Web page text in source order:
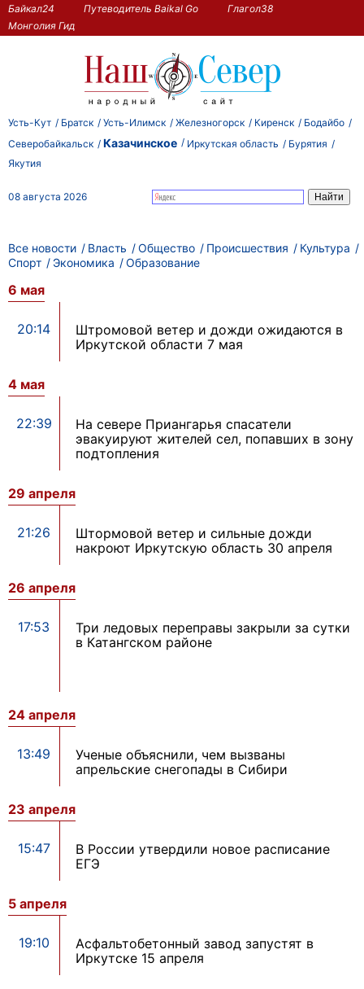
Байкал24 Путеводитель Baikal Go
Глагол38
Монголия Гид
Усть-Кут Братск Усть-Илимск Железногорск Киренск
Бодайбо
Северобайкальск
Казачинское Иркутская область
Бурятия
Якутия
08 августа 2026
Все новости Власть Общество Происшествия
Культура
Спорт
Экономика Образование
6 мая
20:14
Штромовой ветер и дожди ожидаются в
Иркутской области 7 мая
4 мая
22:39
На севере Приангарья спасатели
эвакуируют жителей сел, попавших в зону
подтопления
29 апреля
21:26
Штормовой ветер и сильные дожди
накроют Иркутскую область 30 апреля
26 апреля
17:53
Три ледовых переправы закрыли за сутки
в Катангском районе
24 апреля
13:49
Ученые объяснили, чем вызваны
апрельские снегопады в Сибири
23 апреля
15:47
В России утвердили новое расписание
ЕГЭ
5 апреля
19:10
Асфальтобетонный завод запустят в
Иркутске 15 апреля